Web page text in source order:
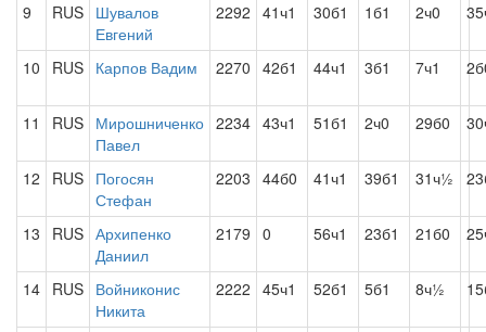
9 RUS Шувалов
Евгений
2292 41ч1 30б1 1б1 2ч0
10 RUS Карпов Вадим 2270 42б1 44ч1 3б1 7ч1
11 RUS Мирошниченко
Павел
2234 43ч1 51б1 2ч0 29б0
12 RUS Погосян
Стефан
2203 44б0 41ч1 39б1 31ч½
13 RUS Архипенко
Даниил
2179 0 56ч1 23б1 21б0
14 RUS Войниконис
Никита
2222 45ч1 52б1 5б1 8ч½